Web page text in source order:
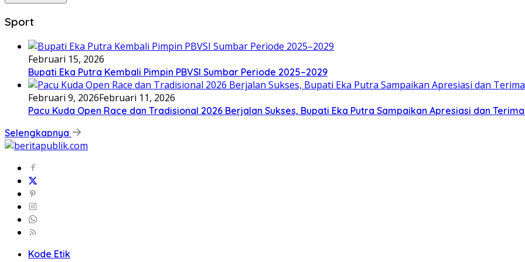
Sport
Februari 15, 2026
Bupati Eka Putra Kembali Pimpin PBVSI Sumbar Periode 2025–2029
Februari 9, 2026Februari 11, 2026
Pacu Kuda Open Race dan Tradisional 2026 Berjalan Sukses, Bupati Eka Putra Sampaikan Apresiasi dan
Selengkapnya
Kode Etik